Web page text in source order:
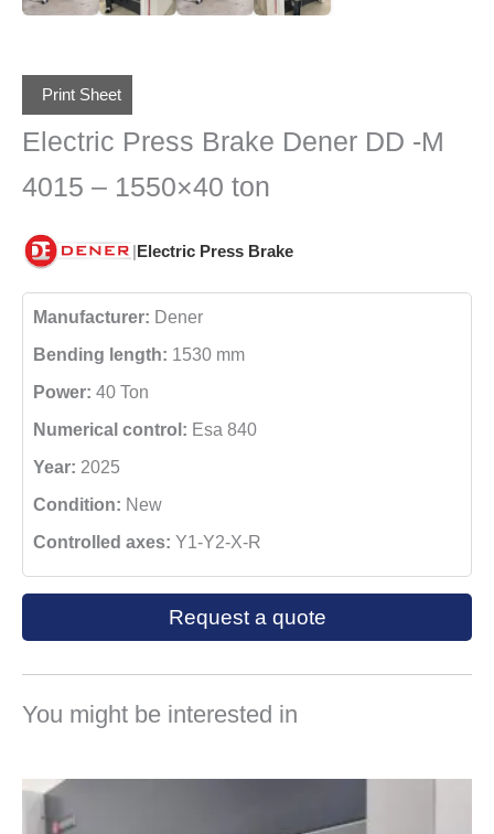
Print Sheet
Electric Press Brake Dener DD -M
4015 – 1550×40 ton
Electric Press Brake
Manufacturer: Dener
Bending length: 1530 mm
Power: 40 Ton
Numerical control: Esa 840
Year: 2025
Condition: New
Controlled axes: Y1-Y2-X-R
Request a quote
You might be interested in